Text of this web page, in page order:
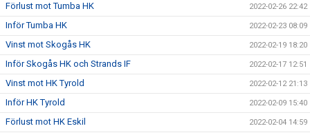
Förlust mot Tumba HK 2022-02-26 22:42
Inför Tumba HK 2022-02-23 08:09
Vinst mot Skogås HK 2022-02-19 18:20
Inför Skogås HK och Strands IF 2022-02-17 12:51
Vinst mot HK Tyrold 2022-02-12 21:13
Inför HK Tyrold 2022-02-09 15:40
Förlust mot HK Eskil 2022-02-04 14:59